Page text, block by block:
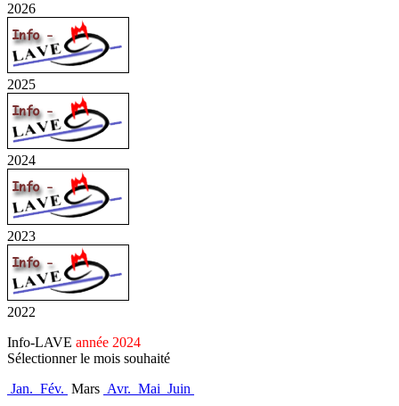
2026
2025
2024
2023
2022
Info-LAVE année 2024
Sélectionner le mois souhaité
Jan. Fév. Mars Avr. Mai Juin